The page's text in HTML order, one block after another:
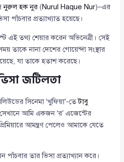
নুরুল হক নুর (Nurul Haque Nur)–এর
পাঁচবার প্রত্যাখ্যাত হয়েছে।
এই তথ্য শেয়ার করেন অভিনেত্রী। সেই
তাকে নানা দেশের গোয়েন্দা সংস্থার
যা তাকে হতাশ করেছে।
জটিলতা
সিনেমা ‘খুফিয়া’-তেটাবু
আমি একজন ‘র’ এজেন্টের
আমন্ত্রণ পেলেও আমাকে যেতে
পাঁচবার তার ভিসা প্রত্যাখ্যান করে।